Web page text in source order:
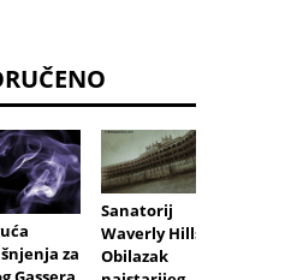
za
Sanatorij
Waverly Hills:
Obilazak